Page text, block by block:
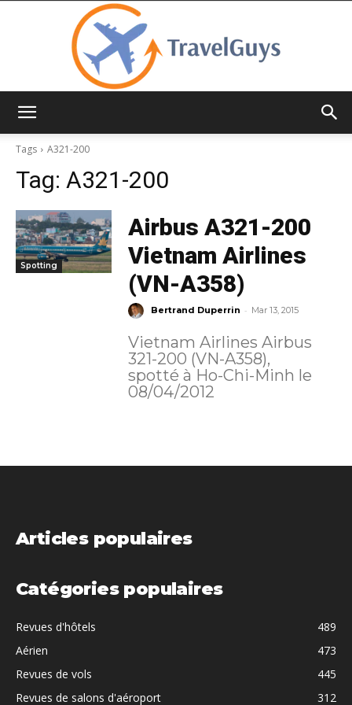
Tags
A321-200
Tag: A321-200
Spotting
Airbus A321-200
Vietnam Airlines
(VN-A358)
Bertrand Duperrin - Mar 13, 2015
Vietnam Airlines Airbus
321-200 (VN-A358),
spotté à Ho-Chi-Minh le
08/04/2012
Articles populaires
Catégories populaires
Revues d'hôtels
489
Aérien
473
Revues de vols
445
Revues de salons d'aéroport
312